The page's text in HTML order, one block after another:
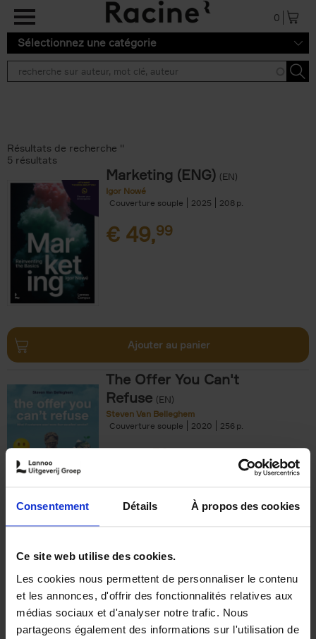
Consentement Détails À propos des cookies
Ce site web utilise des cookies.
Les cookies nous permettent de personnaliser le contenu
et les annonces, d'offrir des fonctionnalités relatives aux
médias sociaux et d'analyser notre trafic. Nous
partageons également des informations sur l'utilisation de
Aller au contenu principal
0
Sélectionnez une catégorie
Résultats de recherche ''
5 résultats
Marketing (ENG) (EN)
Igor Nowé
Couverture souple
2025 208
€ 49,99
Ajouter au panier
The Offer You Can't
Refuse (EN)
Steven Van Belleghem
Couverture souple
2020 256
€37,50
Building Bonds = Building
Business
Jochen Roef Jozefien De Feyter
Carolien Boom
Couverture souple
2025 200